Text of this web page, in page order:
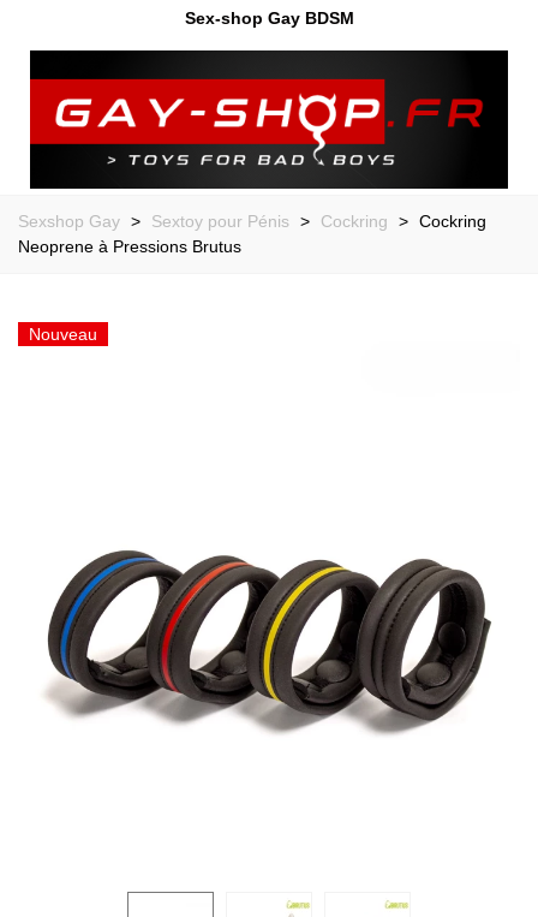
Sex-shop Gay BDSM
Sexshop Gay > Sextoy pour Pénis > Cockring > Cockring
Neoprene à Pressions Brutus
Nouveau